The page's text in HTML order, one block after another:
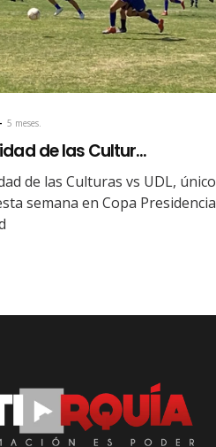
5 meses.
de las Cultur...
de las Culturas vs UDL, único
semana en Copa Presidencia